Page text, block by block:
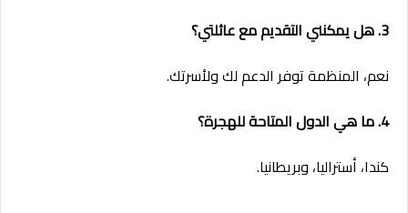
3. هل يمكنني التقديم مع عائلتي؟
نعم، المنظمة توفر الدعم لك ولأسرتك.
4. ما هي الدول المتاحة للهجرة؟
كندا، أستراليا، وبريطانيا.